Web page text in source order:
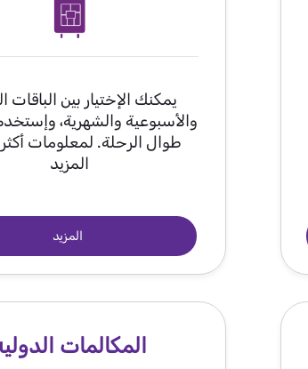
يمكنك الإختيار بين الباقات
والأسبوعية والشهرية،
طوال الرحلة. لمعلومات
المزيد
المزيد
المكالمات